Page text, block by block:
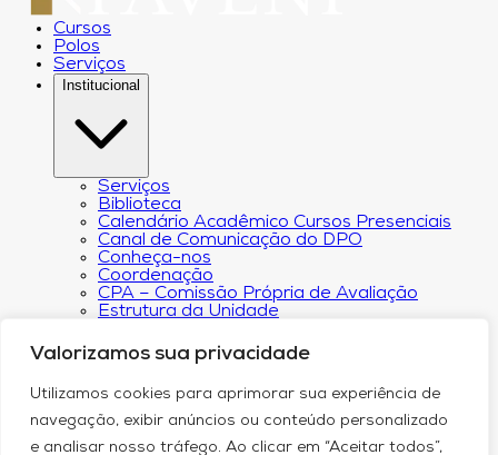
Valorizamos sua privacidade
Utilizamos cookies para aprimorar sua experiência de
navegação, exibir anúncios ou conteúdo personalizado
e analisar nosso tráfego. Ao clicar em “Aceitar todos”,
Cursos
Polos
Serviços
Institucional
Serviços
Biblioteca
Calendário Acadêmico Cursos Presenciais
Canal de Comunicação do DPO
Conheça-nos
Coordenação
CPA – Comissão Própria de Avaliação
Estrutura da Unidade
Programa de Iniciação Científica
Núcleo de Apoio Psicopedagógico
Responsabilidade Social
Núcleo de Atendimento ao Egresso